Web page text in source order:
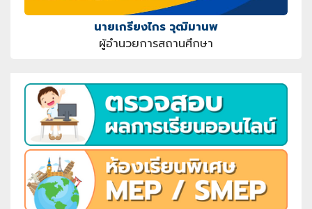
นายเกรียงไกร วุฒิมานพ
ผู้อำนวยการสถานศึกษา